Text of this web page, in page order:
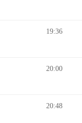
19:36
20:00
20:48